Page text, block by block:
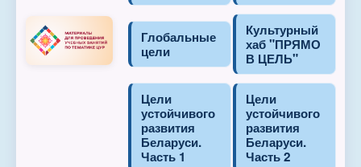
Глобальные
цели
Культурный
хаб "ПРЯМО
В ЦЕЛЬ"
Цели
устойчивого
развития
Беларуси.
Часть 1
Цели
устойчивого
развития
Беларуси.
Часть 2